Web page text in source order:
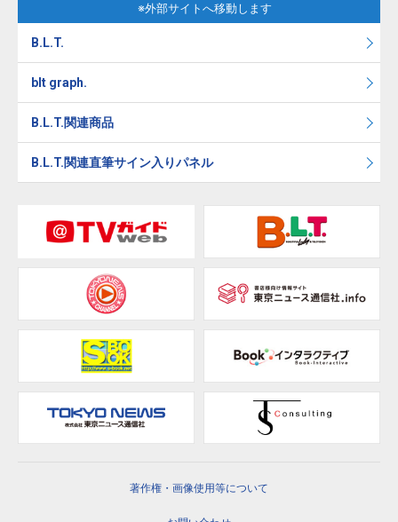
※外部サイトへ移動します
B.L.T.
blt graph.
B.L.T.関連商品
B.L.T.関連直筆サイン入りパネル
著作権・画像使用等について